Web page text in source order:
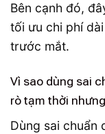
Bên cạnh đó,
tối ưu chi phí
trước mắt.
Vì sao dùng sai
rò tạm thời
Dùng sai chuẩn